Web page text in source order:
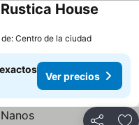
House
Centro de la ciudad
Ver precios